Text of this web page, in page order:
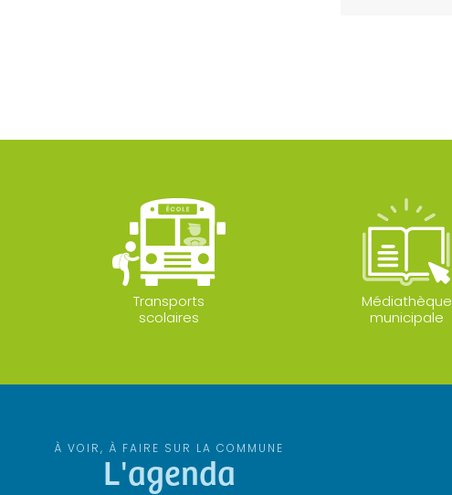
Transports
scolaires
Médiathèque
municipale
À VOIR, À FAIRE SUR LA COMMUNE
L'agenda